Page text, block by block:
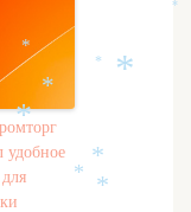
удобное
*
* *
*
*
*
*
*
*